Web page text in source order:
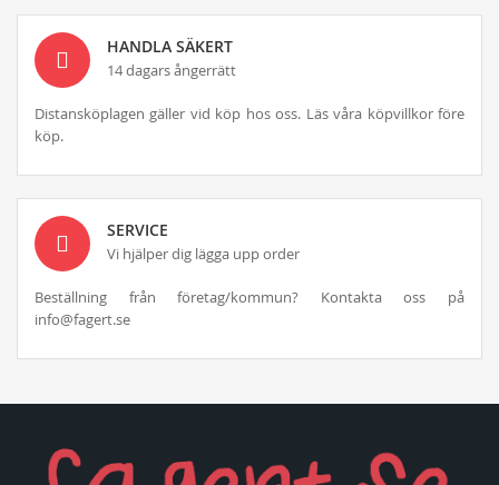
HANDLA SÄKERT
14 dagars ångerrätt
Distansköplagen gäller vid köp hos oss. Läs våra köpvillkor före
köp.
SERVICE
Vi hjälper dig lägga upp order
Beställning från företag/kommun? Kontakta oss på
info@fagert.se